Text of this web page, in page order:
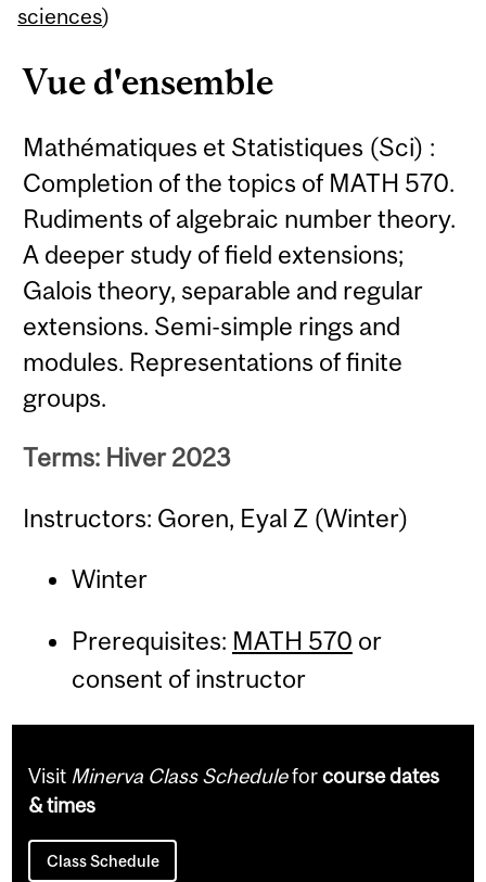
sciences)
Vue d'ensemble
Mathématiques et Statistiques (Sci) :
Completion of the topics of MATH 570.
Rudiments of algebraic number theory.
A deeper study of field extensions;
Galois theory, separable and regular
extensions. Semi-simple rings and
modules. Representations of finite
groups.
Terms: Hiver 2023
Instructors: Goren, Eyal Z (Winter)
Winter
Prerequisites: MATH 570 or
consent of instructor
Content
Visit Minerva Class Scheduleforcourse dates
& times
Class Schedule